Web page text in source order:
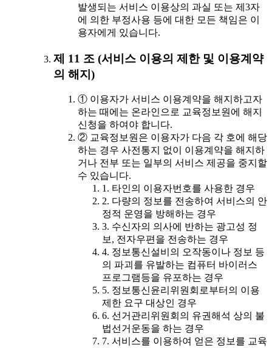
발생되는 서비스 이용상의 과실 또는 제3자
에 의한 부정사용 등에 대한 모든 책임은 이
용자에게 있습니다.
제 11 조 (서비스 이용의 제한 및 이용계약
의 해지)
① 이용자가 서비스 이용계약을 해지하고자
하는 때에는 온라인으로 교육정보원에 해지
신청을 하여야 합니다.
② 교육정보원은 이용자가 다음 각 호에 해당
하는 경우 사전통지 없이 이용계약을 해지하
거나 전부 또는 일부의 서비스 제공을 중지할
수 있습니다.
1. 타인의 이용자번호를 사용한 경우
2. 다량의 정보를 전송하여 서비스의 안
정적 운영을 방해하는 경우
3. 수신자의 의사에 반하는 광고성 정
보, 전자우편을 전송하는 경우
4. 정보통신설비의 오작동이나 정보 등
의 파괴를 유발하는 컴퓨터 바이러스
프로그램등을 유포하는 경우
5. 정보통신윤리위원회로부터의 이용
제한 요구 대상인 경우
6. 선거관리위원회의 유권해석 상의 불
법선거운동을 하는 경우
7. 서비스를 이용하여 얻은 정보를 교육